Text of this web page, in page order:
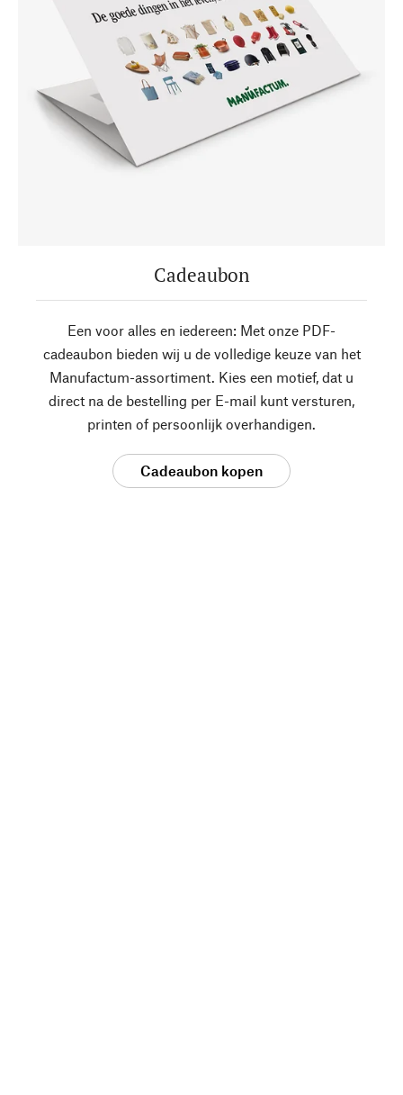
Cadeaubon
Een voor alles en iedereen: Met onze PDF-
cadeaubon bieden wij u de volledige keuze van het
Manufactum-assortiment. Kies een motief, dat u
direct na de bestelling per E-mail kunt versturen,
printen of persoonlijk overhandigen.
Cadeaubon kopen